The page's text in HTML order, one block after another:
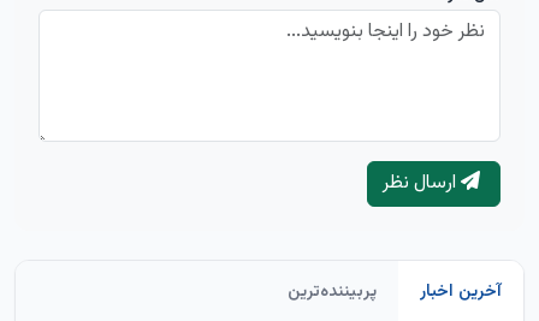
ارسال نظر
آخرین اخبار پربیننده‌ترین